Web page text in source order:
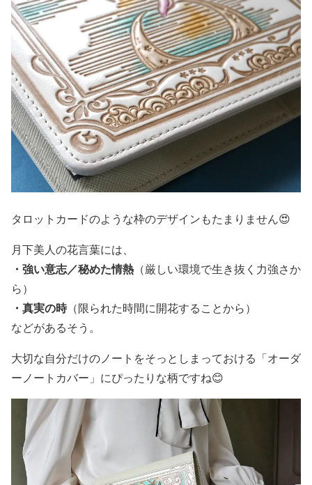
タロットカードのような枠のデザインもたまりません😍
月下美人の花言葉には、
・強い意志／秘めた情熱 （厳しい環境で生き抜く力強さか
ら）
・真実の時（限られた時間に開花することから）
などがあるそう。
大切な自分だけのノートをそっとしまっておける「オーダ
ーノートカバー」にぴったりな柄ですね😊